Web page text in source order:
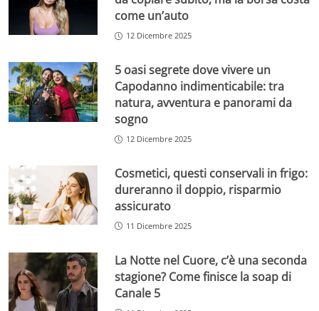
come un’auto
12 Dicembre 2025
5 oasi segrete dove vivere un
Capodanno indimenticabile: tra
natura, avventura e panorami da
sogno
12 Dicembre 2025
Cosmetici, questi conservali in frigo:
dureranno il doppio, risparmio
assicurato
11 Dicembre 2025
La Notte nel Cuore, c’è una seconda
stagione? Come finisce la soap di
Canale 5